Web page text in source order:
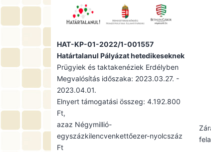
HAT-KP-01-2022/1-001557
Határtalanul Pályázat hetedikeseknek
Prügyiek és taktakenéziek Erdélyben
Megvalósítás időszaka: 2023.03.27. -
2023.04.01.
Elnyert támogatási összeg: 4.192.800
Ft,
azaz Négymillió-
egyszázkilencvenkettőezer-nyolcszáz
Ft